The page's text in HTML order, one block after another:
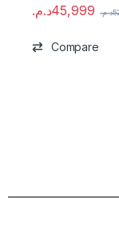
45,999د.م. د.م.
Compare